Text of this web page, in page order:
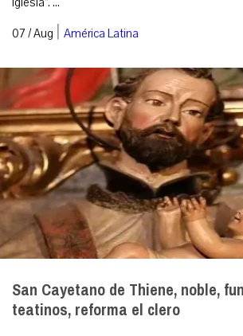
07 / Aug | América Latina
San Cayetano de Thiene, noble,
teatinos, reforma el clero